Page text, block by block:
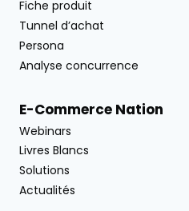
Fiche produit
Tunnel d’achat
Persona
Analyse concurrence
E-Commerce Nation
Webinars
Livres Blancs
Solutions
Actualités